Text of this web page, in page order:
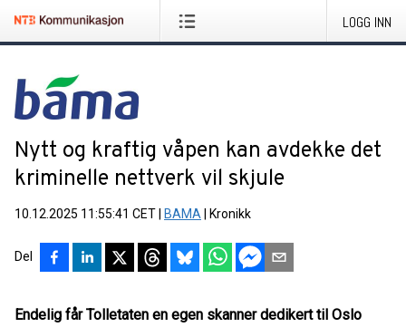
LOGG INN
Nytt og kraftig våpen kan avdekke det
kriminelle nettverk vil skjule
10.12.2025 11:55:41 CET BAMA Kronikk
Del
Endelig får Tolletaten en egen skanner dedikert til Oslo